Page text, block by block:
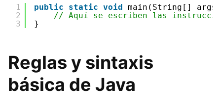
1
2
3
public static void main(String[]
// Aquí se escriben las
}
Reglas y sintaxis
básica de Java